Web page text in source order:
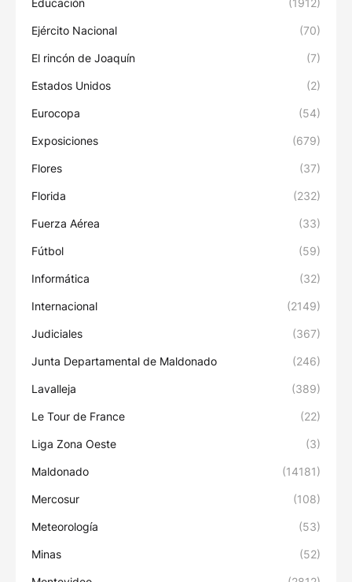
Ejército Nacional (70)
El rincón de Joaquín (7)
Estados Unidos (2)
Eurocopa (54)
Exposiciones (679)
Flores (37)
Florida (232)
Fuerza Aérea (33)
Fútbol (59)
Informática (32)
Internacional (2149)
Judiciales (367)
Junta Departamental de Maldonado (246)
Lavalleja (389)
Le Tour de France (22)
Liga Zona Oeste (3)
Maldonado (14181)
Mercosur (108)
Meteorología (53)
Minas (52)